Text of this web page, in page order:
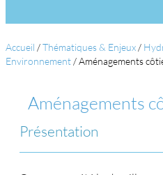
Accueil /Thématiques & Enjeux /
Environnement /Aménagements
Aménagements
Présentation